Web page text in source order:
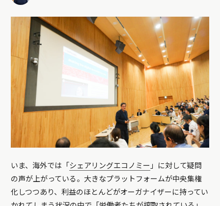
いま、海外では「 シェアリングエコノミー 」に対して疑問
の声が上がっている。大きなプラットフォームが中央集権
化しつつあり、利益のほとんどがオーガナイザーに持ってい